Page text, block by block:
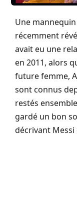
Une
récemment
avait eu une
en 2011, alors
future femme,
sont connus
restés
gardé un bon
décrivant Messi